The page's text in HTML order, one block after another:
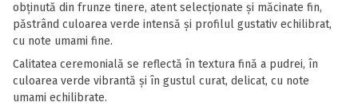
obținută din frunze tinere, atent selecționate și măcinate fin,
păstrând culoarea verde intensă și profilul gustativ echilibrat,
cu note umami fine.
Calitatea ceremonială se reflectă în textura fină a pudrei, în
culoarea verde vibrantă și în gustul curat, delicat, cu note
umami echilibrate.